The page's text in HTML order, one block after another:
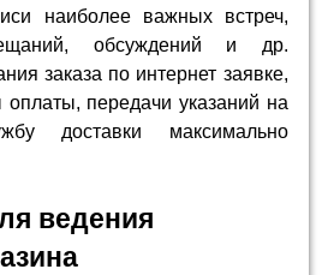
наиболее важных встреч,
обсуждений и др.
заказа по интернет заявке,
передачи указаний на
доставки максимально
ведения